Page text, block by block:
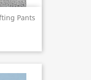
Pants